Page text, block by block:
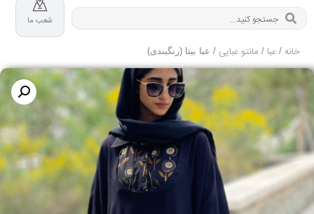
شعب ما
خانه / عبا / مانتو عبایی / عبا بیتا (رنگبندی)